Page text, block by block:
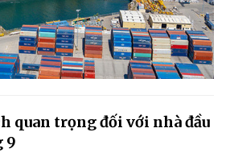
quan trọng đối với nhà đầu
9